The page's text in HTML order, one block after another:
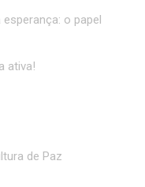
o papel
ativa!
de Paz